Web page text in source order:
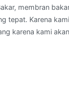
membran
tepat. Karena kami
karena kami akan